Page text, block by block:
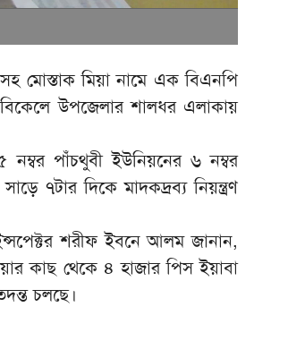
মোস্তাক মিয়া নামে এক বিএনপি
উপজেলার শালধর এলাকায়
পাঁচথুবী ইউনিয়নের ৬ নম্বর
৭টার দিকে মাদকদ্রব্য নিয়ন্ত্রণ
শরীফ ইবনে আলম জানান,
কাছ থেকে ৪ হাজার পিস ইয়াবা
চলছে।